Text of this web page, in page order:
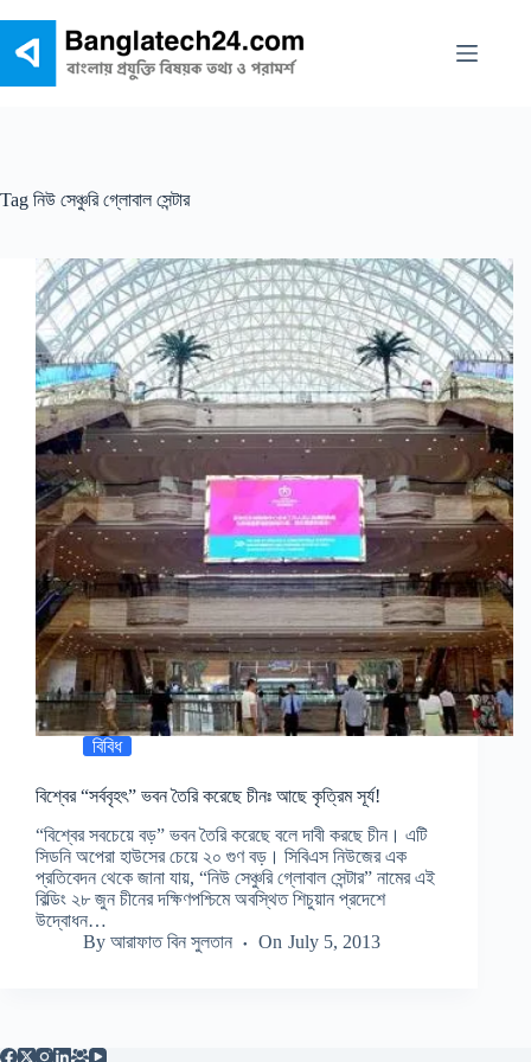
content
Tag নিউ সেঞ্চুরি গ্লোবাল সেন্টার
বিবিধ
বিশ্বের “সর্ববৃহৎ” ভবন তৈরি করেছে চীনঃ আছে কৃত্রিম সূর্য!
“বিশ্বের সবচেয়ে বড়” ভবন তৈরি করেছে বলে দাবী করছে চীন। এটি
সিডনি অপেরা হাউসের চেয়ে ২০ গুণ বড়। সিবিএস নিউজের এক
প্রতিবেদন থেকে জানা যায়, “নিউ সেঞ্চুরি গ্লোবাল সেন্টার” নামের এই
বিল্ডিং ২৮ জুন চীনের দক্ষিণপশ্চিমে অবস্থিত শিচুয়ান প্রদেশে
উদ্বোধন…
By আরাফাত বিন সুলতান On July 5, 2013